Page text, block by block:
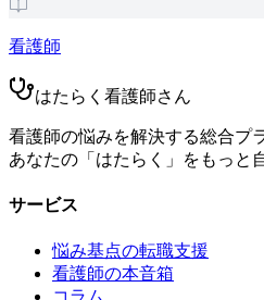
看護師
はたらく看護師さん
看護師の悩みを解決する総合プ
あなたの「はたらく」をもっと
サービス
悩み基点の転職支援
看護師の本音箱
コラム